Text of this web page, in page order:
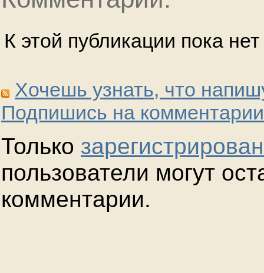
К этой публикации пока
Хочешь узнать, что
Подпишись на
Только
пользователи могут
комментарии.